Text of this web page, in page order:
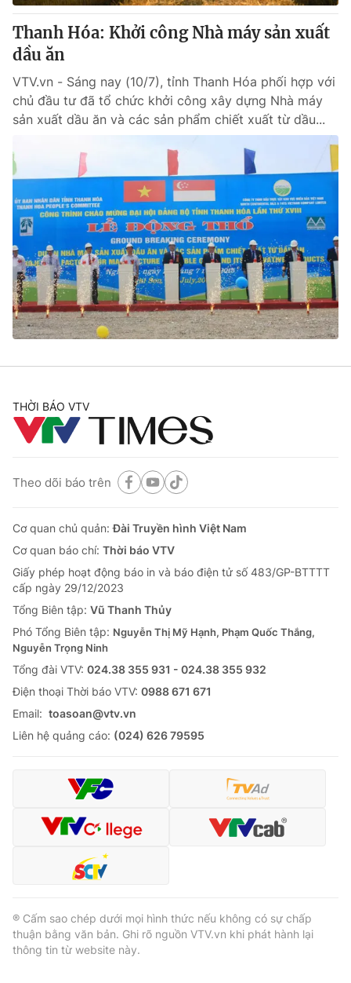
Tư vấn
Chuyên mục khác
Emagazine
Photo Infographic
Video Shorts video
VTV Money VTV Thể thao
VTV Sức khoẻ Bất động sản
Thị trường 24h Tấm lòng Việt
VTV4 Vươn mình bằng AI
Liên hệ tòa soạn English
Theo dõi báo trên
Cơ quan chủ quản: Đài Truyền hình Việt Nam
Cơ quan báo chí:Thời báo VTV
Giấy phép hoạt động báo in và báo điện tử số 483/GP-BTTTT
cấp ngày 29/12/2023
Tổng Biên tập:Vũ Thanh Thủy
Phó Tổng Biên tập: Nguyễn Thị Mỹ Hạnh, Phạm Quốc Thắng,
Ðiện thoại Thời báo VTV:
Email:toasoan@vtv.vn
Liên hệ quảng cáo:024-7300.7108
Thanh Hóa: Khởi công Nhà máy sản xuất
dầu ăn
VTV.vn - Sáng nay (10/7), tỉnh Thanh Hóa phối hợp với
chủ đầu tư đã tổ chức khởi công xây dựng Nhà máy
sản xuất dầu ăn và các sản phẩm chiết xuất từ dầu...
THỜI BÁO VTV
Theo dõi báo trên
Cơ quan chủ quản:Đài Truyền hình Việt Nam
Cơ quan báo chí: Thời báo VTV
Giấy phép hoạt động báo in và báo điện tử số 483/GP-BTTTT
cấp ngày 29/12/2023
Tổng Biên tập: Vũ Thanh Thủy
Phó Tổng Biên tập: Nguyễn Thị Mỹ Hạnh, Phạm Quốc Thắng,
Nguyễn Trọng Ninh
Tổng đài VTV: 024.38 355 931 - 024.38 355 932
Ðiện thoại Thời báo VTV: 0988 671 671
Email: toasoan@vtv.vn
Liên hệ quảng cáo: (024) 626 79595
® Cấm sao chép dưới mọi hình thức nếu không có sự chấp
thuận bằng văn bản. Ghi rõ nguồn VTV.vn khi phát hành lại
thông tin từ website này.